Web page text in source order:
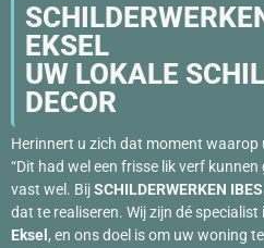
EKSEL
UW LOKALE
DECOR
Herinnert u zich dat moment waarop
“Dit had wel een frisse lik verf kunnen
vast wel. BijSCHILDERWERKEN
dat te realiseren. Wij zijn dé specialist
Eksel , en ons doel is om uw woning